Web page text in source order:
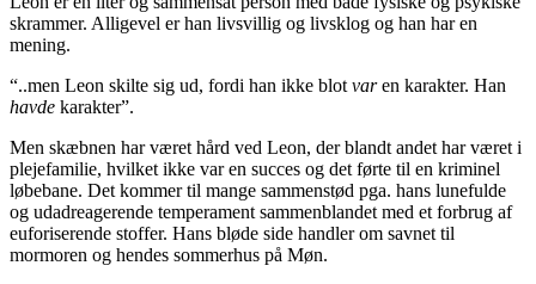
skrammer. Alligevel er han livsvillig og livsklog og han har en
mening.
“..men Leon skilte sig ud, fordi han ikke blot varen karakter. Han
havde karakter”.
Men skæbnen har været hård ved Leon, der blandt andet har været i
plejefamilie, hvilket ikke var en succes og det førte til en kriminel
løbebane. Det kommer til mange sammenstød pga. hans lunefulde
og udadreagerende temperament sammenblandet med et forbrug af
euforiserende stoffer. Hans bløde side handler om savnet til
mormoren og hendes sommerhus på Møn.